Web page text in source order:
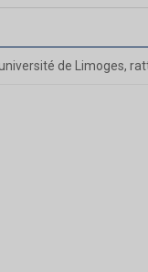
de Limoges,